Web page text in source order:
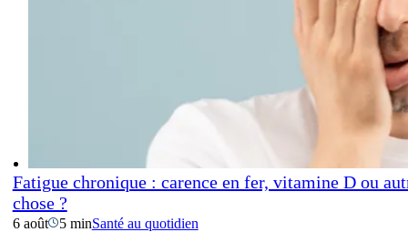
Fatigue chronique : carence en fer, vitamine D ou
chose ?
6 août 5 minSanté au quotidien